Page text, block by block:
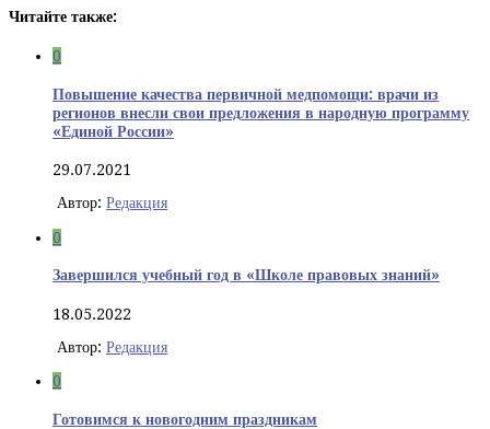
Читайте также:
0
Повышение качества первичной медпомощи: врачи из
регионов внесли свои предложения в народную программу
«Единой России»
29.07.2021
Автор: Редакция
0
Завершился учебный год в «Школе правовых знаний»
18.05.2022
Автор: Редакция
0
Готовимся к новогодним праздникам